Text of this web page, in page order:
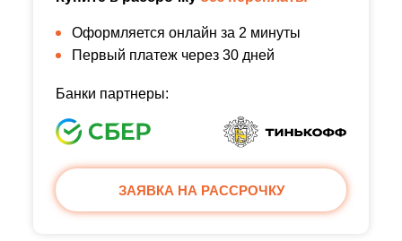
Оформляется онлайн за 2 минуты
Первый платеж через 30 дней
Банки партнеры:
ЗАЯВКА НА РАССРОЧКУ